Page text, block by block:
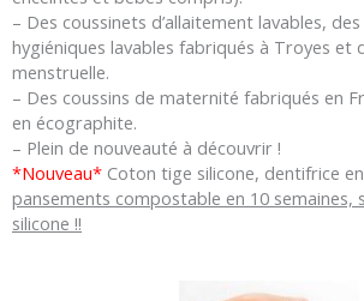
– Des coussinets d’allaitement lavables,
hygiéniques lavables fabriqués à Troyes et
menstruelle.
– Des coussins de maternité fabriqués en
en écographite.
– Plein de nouveauté à découvrir !
*Nouveau* Coton tige silicone, dentifrice
pansements compostable en 10 semaines,
silicone !!